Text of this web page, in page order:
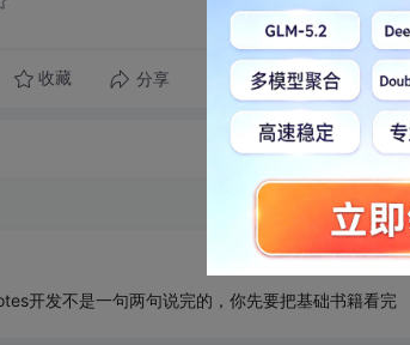
收藏 分享 转发到动态 举报
开发不是一句两句说完的，你先要把基础书籍看完